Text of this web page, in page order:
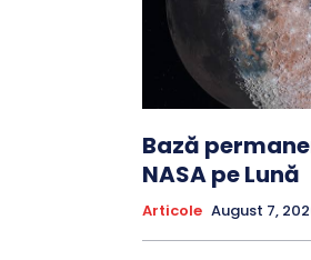
Bază
NASA pe Lună
Articole August 7,